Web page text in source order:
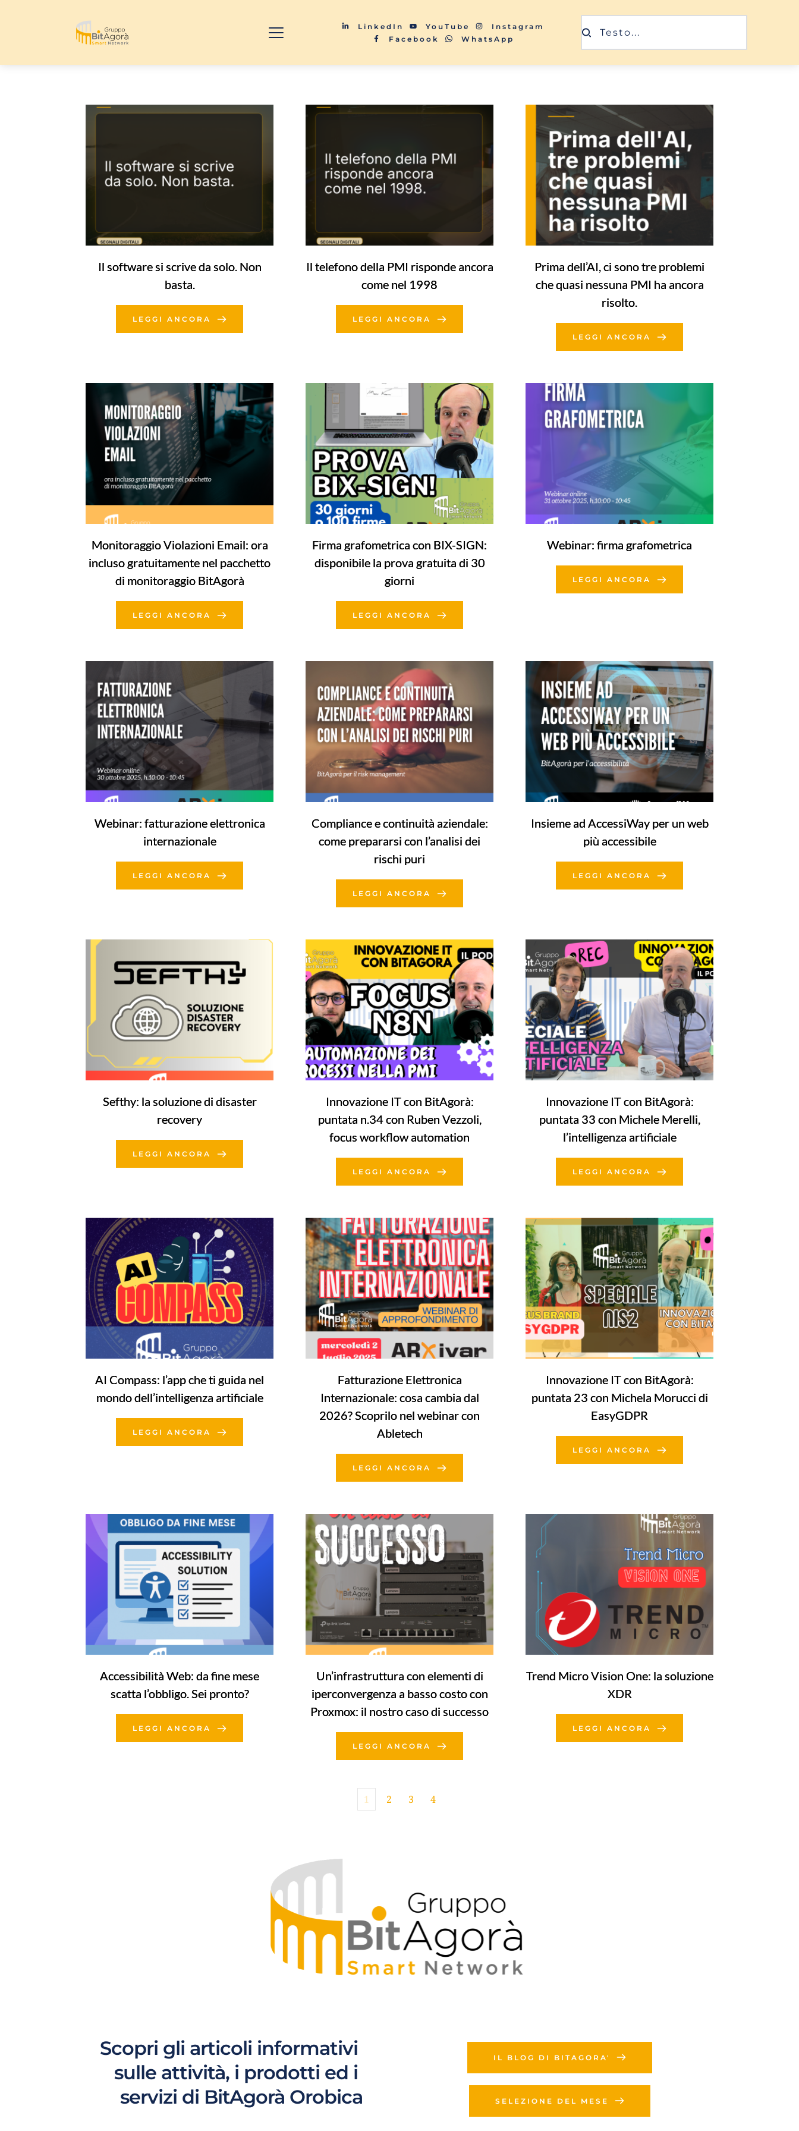
LinkedIn YouTube
Instagram
Facebook
WhatsApp Testo...
Il software si scrive da solo. Non
basta.
LEGGI ANCORA
Il telefono della PMI risponde ancora
come nel 1998
LEGGI ANCORA
Prima dell’AI, ci sono tre problemi
che quasi nessuna PMI ha ancora
risolto.
LEGGI ANCORA
Monitoraggio Violazioni Email: ora
incluso gratuitamente nel pacchetto
di monitoraggio BitAgorà
LEGGI ANCORA
Firma grafometrica con BIX-SIGN:
disponibile la prova gratuita di 30
giorni
LEGGI ANCORA
Webinar: firma grafometrica
LEGGI ANCORA
Webinar: fatturazione elettronica
internazionale
LEGGI ANCORA
Compliance e continuità aziendale:
come prepararsi con l’analisi dei
rischi puri
LEGGI ANCORA
Insieme ad AccessiWay per un web
più accessibile
LEGGI ANCORA
Sefthy: la soluzione di disaster
recovery
LEGGI ANCORA
Innovazione IT con BitAgorà:
puntata n.34 con Ruben Vezzoli,
focus workflow automation
LEGGI ANCORA
Innovazione IT con BitAgorà:
puntata 33 con Michele Merelli,
l’intelligenza artificiale
LEGGI ANCORA
AI Compass: l’app che ti guida nel
mondo dell’intelligenza artificiale
LEGGI ANCORA
Fatturazione Elettronica
Internazionale: cosa cambia dal
2026? Scoprilo nel webinar con
Abletech
LEGGI ANCORA
Innovazione IT con BitAgorà:
puntata 23 con Michela Morucci di
EasyGDPR
LEGGI ANCORA
Accessibilità Web: da fine mese
scatta l’obbligo. Sei pronto?
LEGGI ANCORA
Un’infrastruttura con elementi di
iperconvergenza a basso costo con
Proxmox: il nostro caso di successo
LEGGI ANCORA
Trend Micro Vision One: la soluzione
XDR
LEGGI ANCORA
1 2 3 4
Scopri gli articoli informativi
sulle attività, i prodotti ed i
servizi di BitAgorà Orobica
IL BLOG DI BITAGORA'
SELEZIONE DEL MESE